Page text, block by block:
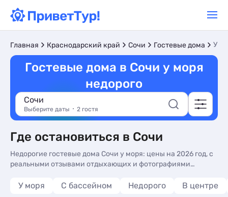
Главная Краснодарский край Сочи Гостевые дома У
Гостевые дома в Сочи у моря
недорого
Сочи
Выберите даты 2 гостя
Где остановиться в Сочи
Недорогие гостевые дома Сочи у моря: цены на 2026 год, с
реальными отзывами отдыхающих и фотографиями
недорогой отдых на Чёрном море без посредников - более
У моря С бассейном Недорого В центре